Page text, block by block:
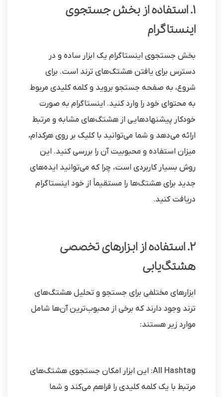
1. استفاده از بخش جستجوی
اینستاگرام
بخش جستجوی اینستاگرام یک ابزار ساده و در
دسترس برای یافتن هشتگ‌های ترند است. برای
شروع، به صفحه جستجو بروید و کلمه کلیدی مربوط
به محتوای خود را وارد کنید. اینستاگرام به صورت
خودکار پیشنهادهایی از هشتگ‌های مشابه و مرتبط
ارائه می‌دهد و شما می‌توانید با کلیک بر روی هرکدام،
میزان استفاده و محبوبیت آن را بررسی کنید. این
روش بسیار کاربردی است، چرا که می‌توانید ایده‌های
جدید برای هشتگ‌ها را مستقیماً از خود اینستاگرام
دریافت کنید.
2. استفاده از ابزارهای تخصصی
هشتگ‌یابی
ابزارهای مختلفی برای جستجو و تحلیل هشتگ‌های
ترند وجود دارند که برخی از محبوب‌ترین آن‌ها شامل
موارد زیر هستند:
All Hashtag: این ابزار امکان جستجوی هشتگ‌های
مرتبط با یک کلمه کلیدی را فراهم می‌کند و شما